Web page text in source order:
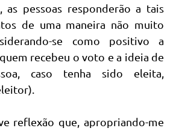
as pessoas responderão a tais
de uma maneira não muito
se como positivo a
recebeu o voto e a ideia de
caso tenha sido eleita,
reflexão que, apropriando-me